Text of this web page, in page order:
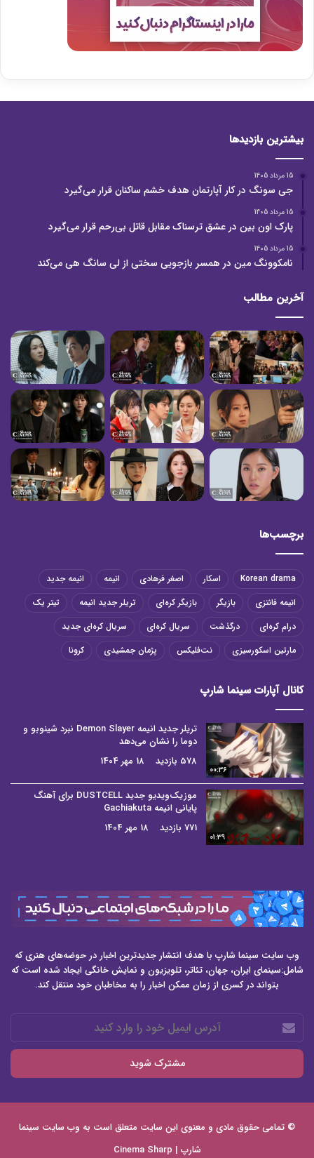
بیشترین بازدیدها
15 مرداد 1405
جی سونگ در کار آپارتمان هدف خشم ساکنان قرار می‌گیرد
15 مرداد 1405
پارک اون بین در عشق ترسناک مقابل قاتل بی‌رحم قرار می‌گیرد
15 مرداد 1405
نامکوونگ مین در همسر بازجویی سختی از لی سانگ هی می‌کند
آخرین مطالب
برچسب‌ها
Korean drama اسکار اصغر فرهادی انیمه
انیمه جدید
انیمه فانتزی
بازیگر بازیگر کره‌ای تریلر جدید انیمه
تیتر یک
درام کره‌ای
درگذشت سریال کره‌ای
سریال کره‌ای جدید
مارتین اسکورسیزی
نت‌فلیکس پژمان جمشیدی کرونا
کانال آپارات سینما شارپ
00:36
تریلر جدید انیمه Demon Slayer نبرد شینوبو و
دوما را نشان می‌دهد
578 بازدید
18 مهر 1404
01:39
موزیک‌ویدیو جدید DUSTCELL برای آهنگ
پایانی انیمه Gachiakuta
771 بازدید
18 مهر 1404
وب سایت سینما شارپ با هدف انتشار جدیدترین اخبار در حوضه‌های هنری که
شامل:سینمای ایران، جهان، تئاتر، تلویزیون و نمایش خانگی ایجاد شده است که
بتواند در کسری از زمان ممکن اخبار را به مخاطبان خود منتقل کند.
آدرس
ایمیل
خود
وارد
© تمامی حقوق مادی و معنوی این سایت متعلق است به وب سایت سینما
شارپ | Cinema Sharp